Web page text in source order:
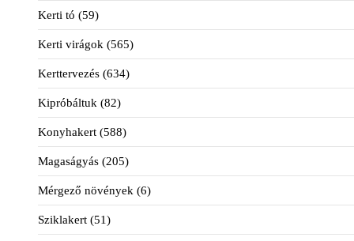
Kerti tó (59)
Kerti virágok (565)
Kerttervezés (634)
Kipróbáltuk (82)
Konyhakert (588)
Magaságyás (205)
Mérgező növények (6)
Sziklakert (51)